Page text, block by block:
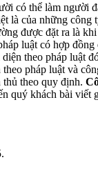
có thể làm người
là của những công
được đặt ra là
luật có hợp
theo pháp luật
pháp luật và
thủ theo quy định.
quý khách bài viết